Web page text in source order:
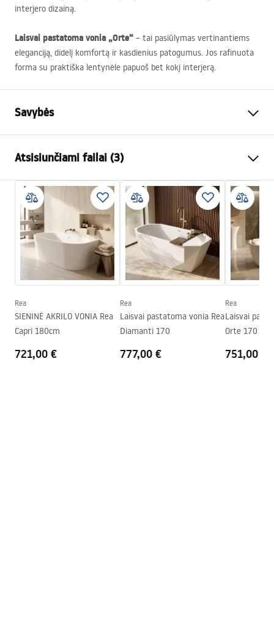
interjero dizainą.
Laisvai pastatoma vonia „Orte“ – tai pasiūlymas vertinantiems
eleganciją, didelį komfortą ir kasdienius patogumus. Jos rafinuota
forma su praktiška lentynėle papuoš bet kokį interjerą.
Savybės
Spalva
Medžiaga
Akrilas
Ilgis
1710
Plotis
780mm
Aukštis
795 mm
Montavimo pusė
Universalus
Kamštis ir sifonas komplekte
Taip
Garantija
Atsisiunčiami failai (3)
Manual
Instrukcja_wanien_przy__ciennych.pdf
Saugos informacija
WARUNKI_BEZPIECZENSTWA_WANNY.pdf
Warranty_Terms_and_Conditions_Bathtubs.pdf
Rea
SIENINĖ AKRILO VONIA Rea
Capri 180cm
721,00 €
Rea
Laisvai pastatoma vonia Rea
Diamanti 170
777,00 €
Rea
Laisvai
Orte 170
751,00 €